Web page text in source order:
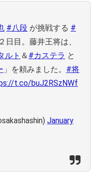
#八段 が挑戦する #
日目。藤井王将は、
ルト ＆ #カステラ と
」を頼みました。 #将
t.co/buJ2RSzNWf
January